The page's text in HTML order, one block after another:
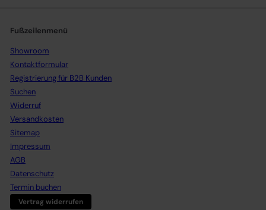
Fußzeilenmenü
Showroom
Kontaktformular
Registrierung für B2B Kunden
Suchen
Widerruf
Versandkosten
Sitemap
Impressum
AGB
Datenschutz
Termin buchen
Vertrag widerrufen